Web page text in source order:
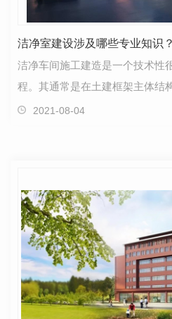
洁净室建设涉及哪些专业知识？
洁净车间施工建造是一个技术性
程。其通常是在土建框架主体结
合要求的装修材料，根据工艺要
2021-08-04